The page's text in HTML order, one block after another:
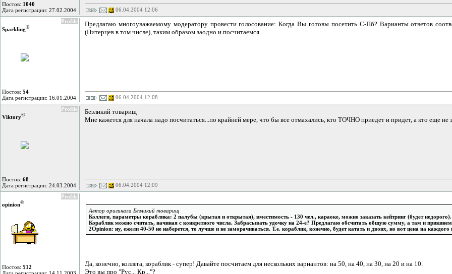
Постов: 1040
Дата регистрации: 27.02.2004
06.04.2004 12:06
Profile
Sparkling©
Постов: 54
Дата регистрации: 16.01.2004
Предлагаю многоуважаемому модератору провести голосование: Когда Вы готовы посетить С-Пб? Варианты ответов
(Питерцев в том числе), таким образом заодно и посчитаемся....
06.04.2004 12:08
Profile
Viktory©
Постов: 68
Дата регистрации: 24.03.2004
Безликий товарищ
Мне кажется для начала надо посчитаться...по крайней мере, что бы все отмахались, кто ТОЧНО приедет и придет, а кто еще
06.04.2004 12:09
Profile
opinion©
Постов: 512
Автор оригинала Безликий товарищ
Коллеги, параметры кораблика: 2 палубы (крытая и открытая), вместимость - 130 чел., караоке, можно заказать кейтринг (будет недорого).
Кораблик можно считать, начиная с конкретного числа. Забрасывать удочку на 24-е? Предлагаю обсчитать общую сумму, а там и
2Opinion: ну, ежели 40-50 не наберется, то лучше и не заморачиваться. Т.е. кораблик, конечно, будет катать и двоих, но вот цена на каждого
Да, конечно, коллега, кораблик - супер! Давайте посчитаем для нескольких вариантов: на 50, на 40, на 30, на 20 и на 10.
Это вы про "Рус... Кр..."?